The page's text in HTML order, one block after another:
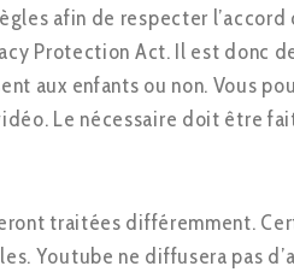
afin de respecter l’accord
Protection Act. Il est donc
aux enfants ou non. Vous
Le nécessaire doit être
traitées différemment.
Youtube ne diffusera pas